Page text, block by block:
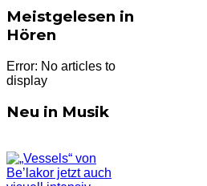
Meistgelesen in
Hören
Error: No articles to
display
Neu in Musik